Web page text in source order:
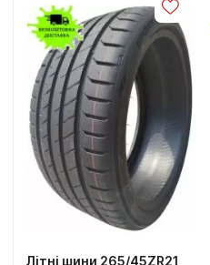
Літні шини 265/45ZR21